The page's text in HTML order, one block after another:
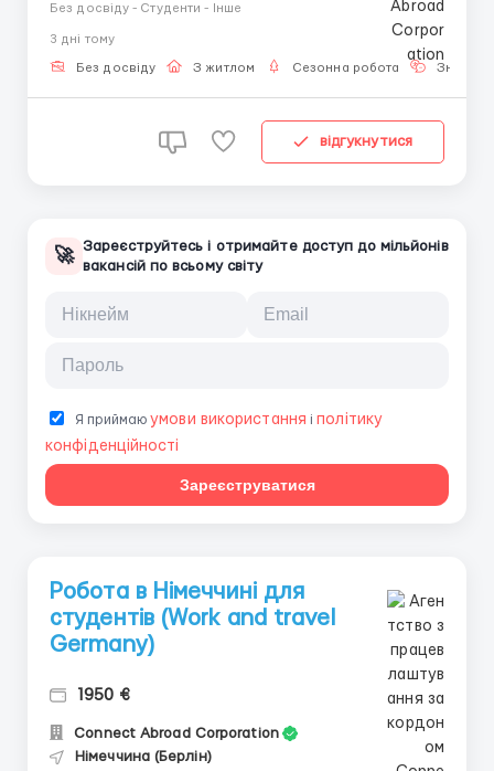
студентом, які вивчають готельно-ресторанний
бізнес Обов'язки• Робота в новозеландських
компаніях у сфері обслуговування• Залежить від
Без досвіду - Студенти - Інше
3 днi тому
Без досвіду З житлом Сезонна робота Знання
відгукнутися
🚀 Зареєструйтесь і отримайте доступ до мільйонів
вакансій по всьому світу
Я приймаюумови використання і політику
конфіденційності
Зареєструватися
Робота в Німеччині для
студентів (Work and travel
Germany)
1950 €
Connect Abroad Corporation
Німеччина (Берлін)